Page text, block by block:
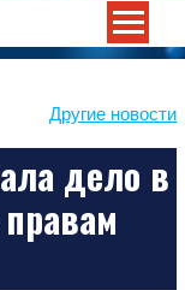
Другие новости
дело в